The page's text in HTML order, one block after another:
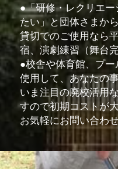
●「研修・レクリエ
たい」と団体さまか
貸切でのご使用なら
宿、演劇練習（舞台
●校舎や体育館、プ
使用して、あなたの
いま注目の廃校活用
すので初期コストが
お気軽にお問い合わ